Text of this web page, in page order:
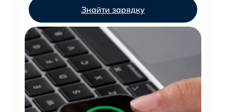
Знайти зарядку